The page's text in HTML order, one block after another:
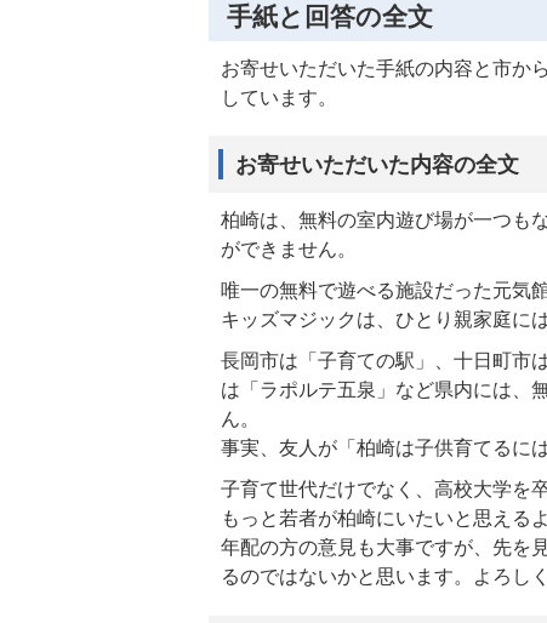
手紙と回答の全文
お寄せいただいた手紙の内容と市か
しています。
お寄せいただいた内容の全文
柏崎は、無料の室内遊び場が一つも
ができません。
唯一の無料で遊べる施設だった元気
キッズマジックは、ひとり親家庭に
長岡市は「子育ての駅」、十日町市
は「ラポルテ五泉」など県内には、
ん。
事実、友人が「柏崎は子供育てるに
子育て世代だけでなく、高校大学を
もっと若者が柏崎にいたいと思える
年配の方の意見も大事ですが、先を
るのではないかと思います。よろし